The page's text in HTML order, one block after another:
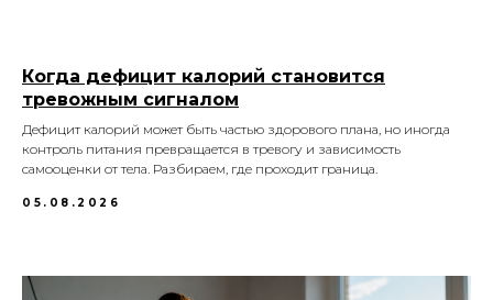
Когда дефицит калорий становится
тревожным сигналом
Дефицит калорий может быть частью здорового плана, но иногда
контроль питания превращается в тревогу и зависимость
самооценки от тела. Разбираем, где проходит граница.
05.08.2026